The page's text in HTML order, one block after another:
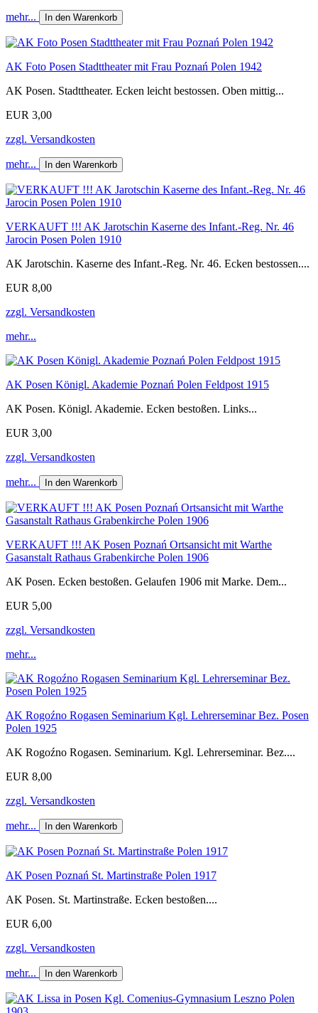
mehr... In den Warenkorb
AK Foto Posen Stadttheater mit Frau Poznań Polen 1942
AK Posen. Stadttheater. Ecken leicht bestossen. Oben mittig...
EUR 3,00
zzgl. Versandkosten
mehr... In den Warenkorb
VERKAUFT !!! AK Jarotschin Kaserne des Infant.-Reg. Nr. 46
Jarocin Posen Polen 1910
AK Jarotschin. Kaserne des Infant.-Reg. Nr. 46. Ecken bestossen....
EUR 8,00
zzgl. Versandkosten
mehr...
AK Posen Königl. Akademie Poznań Polen Feldpost 1915
AK Posen. Königl. Akademie. Ecken bestoßen. Links...
EUR 3,00
zzgl. Versandkosten
mehr... In den Warenkorb
VERKAUFT !!! AK Posen Poznań Ortsansicht mit Warthe
Gasanstalt Rathaus Grabenkirche Polen 1906
AK Posen. Ecken bestoßen. Gelaufen 1906 mit Marke. Dem...
EUR 5,00
zzgl. Versandkosten
mehr...
AK Rogoźno Rogasen Seminarium Kgl. Lehrerseminar Bez. Posen
Polen 1925
AK Rogoźno Rogasen. Seminarium. Kgl. Lehrerseminar. Bez....
EUR 8,00
zzgl. Versandkosten
mehr... In den Warenkorb
AK Posen Poznań St. Martinstraße Polen 1917
AK Posen. St. Martinstraße. Ecken bestoßen....
EUR 6,00
zzgl. Versandkosten
mehr... In den Warenkorb